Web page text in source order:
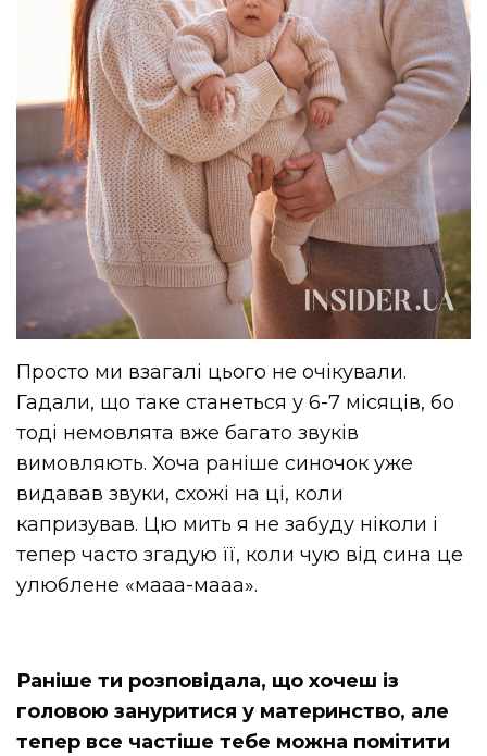
Просто ми взагалі цього не очікували.
Гадали, що таке станеться у 6-7 місяців, бо
тоді немовлята вже багато звуків
вимовляють. Хоча раніше синочок уже
видавав звуки, схожі на ці, коли
капризував. Цю мить я не забуду ніколи і
тепер часто згадую її, коли чую від сина це
улюблене «мааа-мааа».
Раніше ти розповідала, що хочеш із
головою зануритися у материнство, але
тепер все частіше тебе можна помітити